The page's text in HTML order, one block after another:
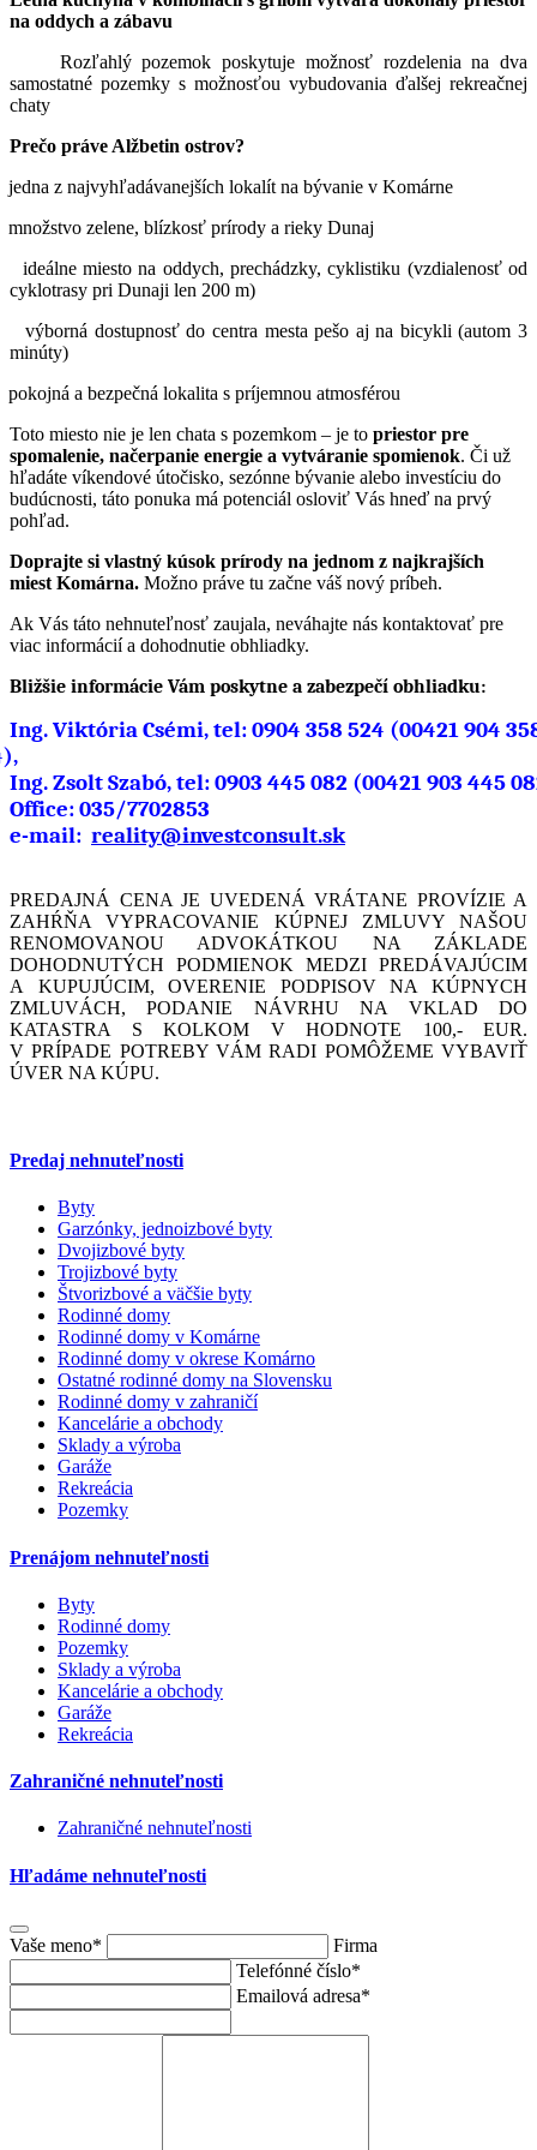
na oddych a zábavu
Rozľahlý pozemok poskytuje možnosť rozdelenia na dva
samostatné pozemky s možnosťou vybudovania ďalšej rekreačnej
chaty
Prečo práve Alžbetin ostrov?
jedna z najvyhľadávanejších lokalít na bývanie v Komárne
množstvo zelene, blízkosť prírody a rieky Dunaj
ideálne miesto na oddych, prechádzky, cyklistiku (vzdialenosť od
cyklotrasy pri Dunaji len 200 m)
výborná dostupnosť do centra mesta pešo aj na bicykli (autom 3
minúty)
pokojná a bezpečná lokalita s príjemnou atmosférou
Toto miesto nie je len chata s pozemkom – je to priestor pre
spomalenie, načerpanie energie a vytváranie spomienok. Či už
hľadáte víkendové útočisko, sezónne bývanie alebo investíciu do
budúcnosti, táto ponuka má potenciál osloviť Vás hneď na prvý
pohľad.
Doprajte si vlastný kúsok prírody na jednom z najkrajších
miest Komárna. Možno práve tu začne váš nový príbeh.
Ak Vás táto nehnuteľnosť zaujala, neváhajte nás kontaktovať pre
viac informácií a dohodnutie obhliadky.
Bližšie informácie Vám poskytne a zabezpečí obhliadku:
Ing. Viktória Csémi, tel: 0904 358 524 (00421 904
Ing. Zsolt Szabó, tel: 0903 445 082 (00421 903 445
Office: 035/7702853
e-mail: reality@investconsult.sk
PREDAJNÁ CENA JE UVEDENÁ VRÁTANE PROVÍZIE A
ZAHŔŇA VYPRACOVANIE KÚPNEJ ZMLUVY NAŠOU
RENOMOVANOU ADVOKÁTKOU NA ZÁKLADE
DOHODNUTÝCH PODMIENOK MEDZI PREDÁVAJÚCIM
A KUPUJÚCIM, OVERENIE PODPISOV NA KÚPNYCH
ZMLUVÁCH, PODANIE NÁVRHU NA VKLAD DO
KATASTRA S KOLKOM V HODNOTE 100,- EUR.
V PRÍPADE POTREBY VÁM RADI POMÔŽEME VYBAVIŤ
ÚVER NA KÚPU.
Predaj nehnuteľnosti
Byty
Garzónky, jednoizbové byty
Dvojizbové byty
Trojizbové byty
Štvorizbové a väčšie byty
Rodinné domy
Rodinné domy v Komárne
Rodinné domy v okrese Komárno
Ostatné rodinné domy na Slovensku
Rodinné domy v zahraničí
Kancelárie a obchody
Sklady a výroba
Garáže
Rekreácia
Pozemky
Prenájom nehnuteľnosti
Byty
Rodinné domy
Pozemky
Sklady a výroba
Kancelárie a obchody
Garáže
Rekreácia
Zahraničné nehnuteľnosti
Zahraničné nehnuteľnosti
Hľadáme nehnuteľnosti
Vaše meno*
Firma
Telefónné číslo*
Emailová adresa*